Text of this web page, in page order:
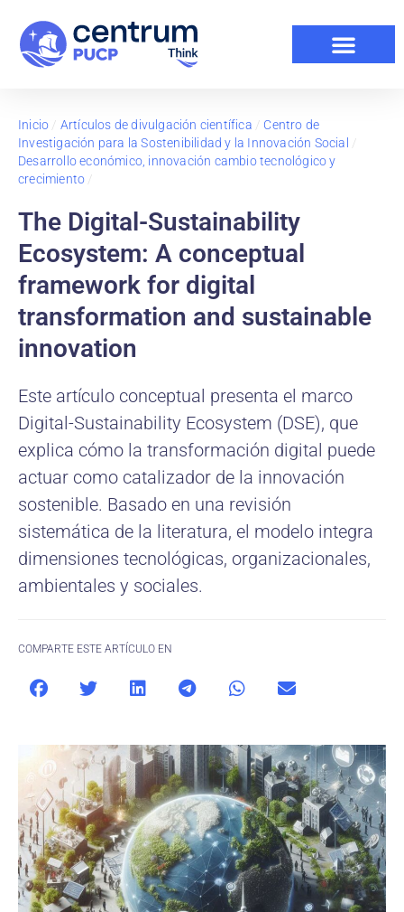
Inicio / Artículos de divulgación científica / Centro de
Investigación para la Sostenibilidad y la Innovación Social /
Desarrollo económico, innovación cambio tecnológico y
crecimiento /
The Digital-Sustainability
Ecosystem: A conceptual
framework for digital
transformation and sustainable
innovation
Este artículo conceptual presenta el marco
Digital-Sustainability Ecosystem (DSE), que
explica cómo la transformación digital puede
actuar como catalizador de la innovación
sostenible. Basado en una revisión
sistemática de la literatura, el modelo integra
dimensiones tecnológicas, organizacionales,
ambientales y sociales.
COMPARTE ESTE ARTÍCULO EN